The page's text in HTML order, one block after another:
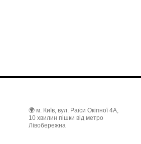
🌍 м. Київ, вул. Раїси Окіпної 4А,
10 хвилин пішки від метро
Лівобережна